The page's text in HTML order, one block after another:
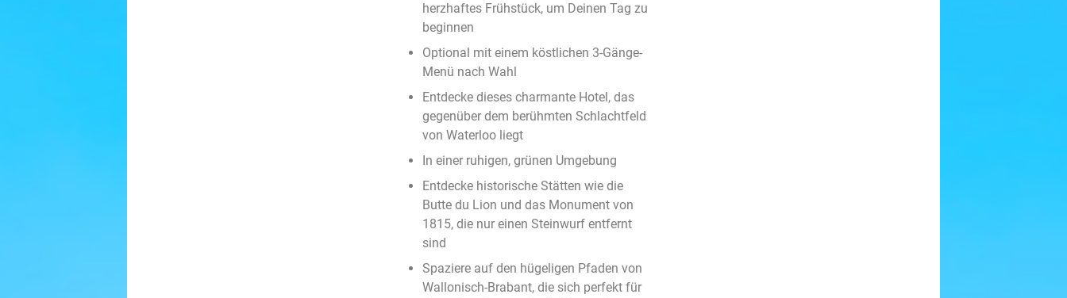
herzhaftes Frühstück, um Deinen Tag zu
beginnen
Optional mit einem köstlichen 3-Gänge-
Menü nach Wahl
Entdecke dieses charmante Hotel, das
gegenüber dem berühmten Schlachtfeld
von Waterloo liegt
In einer ruhigen, grünen Umgebung
Entdecke historische Stätten wie die
Butte du Lion und das Monument von
1815, die nur einen Steinwurf entfernt
sind
Spaziere auf den hügeligen Pfaden von
Wallonisch-Brabant, die sich perfekt für